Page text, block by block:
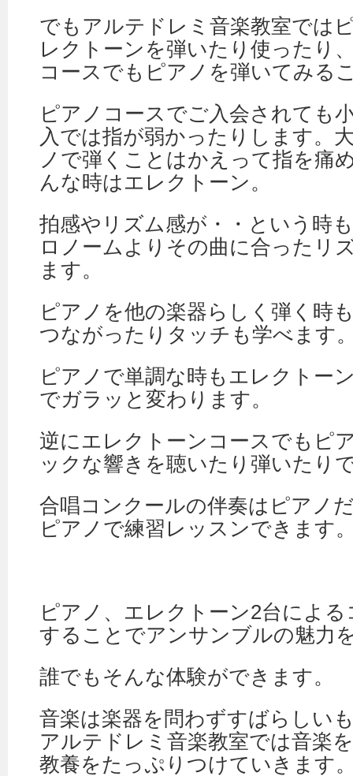
でもアルテドレミ音楽教室では
レクトーンを弾いたり使ったり
コースでもピアノを弾いてみる
ピアノコースでご入会されても
入では指が弱かったりします。
ノで弾くことはかえって指を痛
んな時はエレクトーン。
拍感やリズム感が・・という時
ロノームよりその曲に合ったリ
ます。
ピアノを他の楽器らしく弾く時
つながったりタッチも学べます
ピアノで単調な時もエレクトー
でガラッと変わります。
逆にエレクトーンコースでもピ
ックな響きを聴いたり弾いたり
合唱コンクールの伴奏はピアノ
ピアノで練習レッスンできます
ピアノ、エレクトーン2台によ
することでアンサンブルの魅力
誰でもそんな体験ができます。
音楽は楽器を問わずすばらしい
アルテドレミ音楽教室では音楽
教養をたっぷりつけていきます